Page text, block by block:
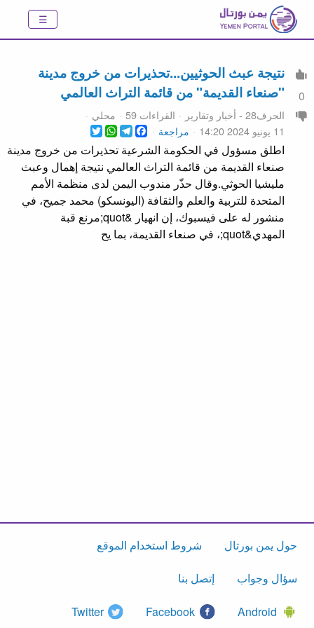
0
نتيجة عبث الحوثيين...تحذيرات من خروج مدينة
"صنعاء القديمة" من قائمة التراث العالمي
الحرف28 - أخبار وتقارير القراءات 59
محلي
11 يونيو 2024 14:20
مراجعة Twitter
WhatsApp
Telegram
Facebook
اطلق مسؤول في الحكومة الشرعية تحذيرات من خروج مدينة
صنعاء القديمة من قائمة التراث العالمي نتيجة إهمال وعبث
مليشيا الحوثي.وقال حذّر مندوب اليمن لدى منظمة الأمم
المتحدة للتربية والعلم والثقافة (اليونسكو) محمد جميح، في
منشور له على فيسبوك، إن انهيار &quot;مرنع قبة
المهدي&quot;، في صنعاء القديمة، بما يح
حول يمن بورتال شروط استخدام الموقع
سؤال وجواب إتصل بنا
Android
Facebook
Twitter